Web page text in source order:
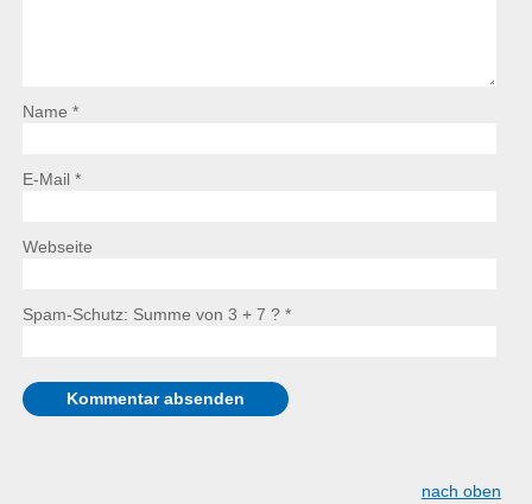
Name *
E-Mail *
Webseite
Spam-Schutz: Summe von 3 + 7 ? *
nach oben